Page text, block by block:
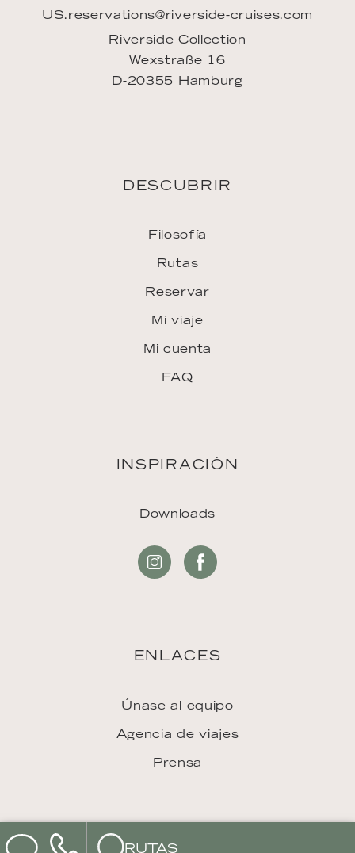
RUTAS
US.reservations@riverside-cruises.com
Riverside Collection
Wexstraße 16
D-20355 Hamburg
DESCUBRIR
Filosofía
Rutas
Reservar
Mi viaje
Mi cuenta
FAQ
INSPIRACIÓN
Downloads
ENLACES
Únase al equipo
Agencia de viajes
Prensa